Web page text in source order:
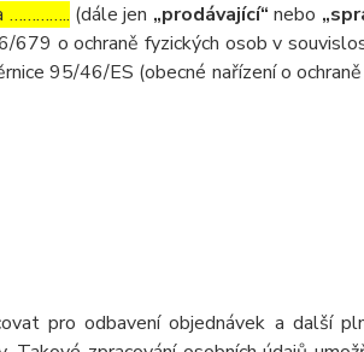
………….. (dále jen „prodávající“ nebo
o ochraně fyzických osob v
95/46/ES (obecné nařízení o
pro odbavení objednávek a další